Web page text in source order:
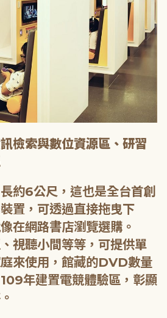
檢索與數位資源區、研習
約6公尺，這也是全台首創
置，可透過直接拖曳下
在網路書店瀏覽選購。
視聽小間等等，可提供單
來使用，館藏的DVD數量
年建置電競體驗區，彰顯